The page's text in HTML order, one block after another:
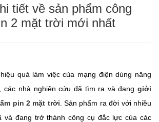
tiết về sản phẩm công
2 mặt trời mới nhất
quả làm việc của mạng điện dùng năng
các nhà nghiên cứu đã tìm ra và đang giới
pin 2 mặt trời . Sản phẩm ra đời với nhiều
và đang trở thành công cụ đắc lực của các